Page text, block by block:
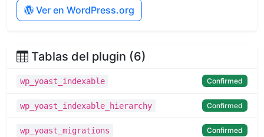
Ver en WordPress.org
Tablas del plugin (6)
wp_yoast_indexable Confirmed
wp_yoast_indexable_hierarchy Confirmed
wp_yoast_migrations Confirmed